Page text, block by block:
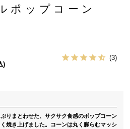
ポップコーン
3
りまとわせた、サクサク食感のポップコーン
焼き上げました。コーンは丸く膨らむマッシ